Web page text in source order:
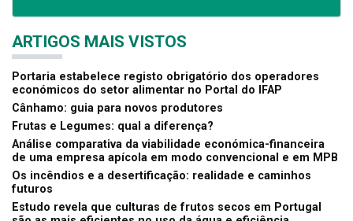
ARTIGOS MAIS VISTOS
Portaria estabelece registo obrigatório dos operadores
económicos do setor alimentar no Portal do IFAP
Cânhamo: guia para novos produtores
Frutas e Legumes: qual a diferença?
Análise comparativa da viabilidade económica-financeira
de uma empresa apícola em modo convencional e em MPB
Os incêndios e a desertificação: realidade e caminhos
futuros
Estudo revela que culturas de frutos secos em Portugal